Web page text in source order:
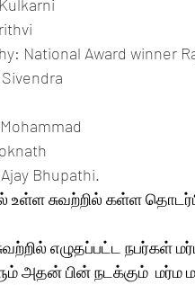
National Award winner
Bhupathi.
உள்ள சுவற்றில் கள்ள
எழுதப்பட்ட நபர்கள்
அதன் பின் நடக்கும்  மர்ம